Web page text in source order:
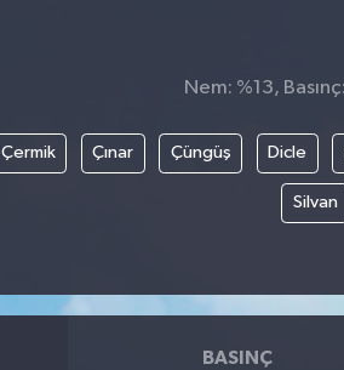
Nem: %13,
Çermik Çınar Çüngüş Dicle
Silvan
BASINÇ